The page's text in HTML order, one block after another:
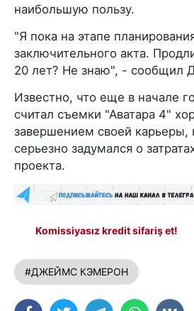
наибольшую пользу.
"Я пока на этапе
заключительного акта.
20 лет? Не знаю", - сообщил
Известно, что еще в начале
считал съемки "Аватара 4"
завершением своей карьеры,
серьезно задумался о
проекта.
Komissiyasız kredit sifariş et!
#ДЖЕЙМС КЭМЕРОН